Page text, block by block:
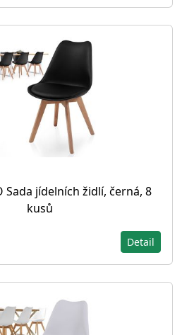
Sada jídelních židlí, černá, 8
kusů
Detail